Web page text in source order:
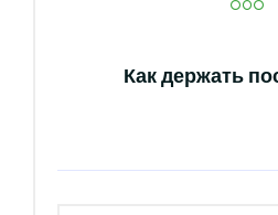
Как держать